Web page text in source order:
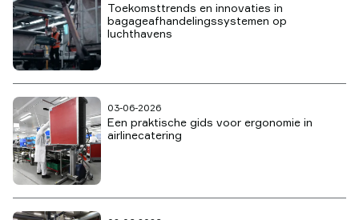
Toekomsttrends en innovaties in
bagageafhandelingssystemen op
luchthavens
03-06-2026
Een praktische gids voor ergonomie in
airlinecatering